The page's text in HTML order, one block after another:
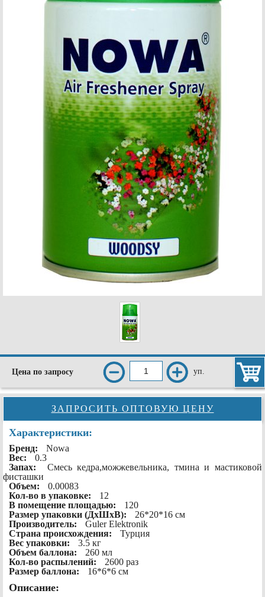
Цена по запросу уп.
ЗАПРОСИТЬ ОПТОВУЮ ЦЕНУ
Характеристики:
Бренд:
Nowa
Вес:
0.3
Запах:
Смесь кедра,можжевельника, тмина и мастиковой
фисташки
Объем:
0.00083
Кол-во в упаковке:
12
В помещение площадью:
120
Размер упаковки (ДхШхВ):
26*20*16 см
Производитель:
Guler Elektronik
Страна происхождения:
Турция
Вес упаковки:
3.5 кг
Объем баллона:
260 мл
Кол-во распылений:
2600 раз
Размер баллона:
16*6*6 см
Описание: